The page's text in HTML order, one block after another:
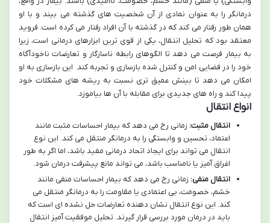
درمانگر را به عنوان نمادی از آن شخصیت های گذشته می بیند و با او
همان طور رفتار می کند که در گذشته با آن افراد رفتار می کرده است. فروید
معتقد بود که تحلیل انتقال، یکی از قوی ترین ابزارهای درمانی است، زیرا
به بیمار فرصت می دهد تا الگوهای رابطه ناسازگار و تعارضات ناخودآگاه
خود را در فضایی امن و کنترل شده بازسازی و تجربه کند. این بازسازی به او
امکان می دهد تا بینش عمیق تری نسبت به ریشه های مشکلات خود
پیدا کند و راه های جدیدی برای مقابله با آن ها بیاموزد.
انواع انتقال
انتقال مثبت: زمانی رخ می دهد که بیمار احساسات مثبت مانند
اعتماد، تحسین و وابستگی را به درمانگر منتقل می کند. این نوع
انتقال می تواند برای ایجاد اتحاد درمانی مفید باشد، اما اگر به طور
اغراق آمیز یا نامناسب باشد، می تواند مانع پیشرفت درمان شود.
انتقال منفی: زمانی رخ می دهد که بیمار احساسات منفی مانند
خشم، خصومت، بی اعتمادی یا مقاومت را به درمانگر منتقل می
کند. این نوع انتقال نشان دهنده تعارضات حل نشده ای است که
باید در درمان مورد بررسی قرار گیرند. تحلیل موفقیت آمیز انتقال